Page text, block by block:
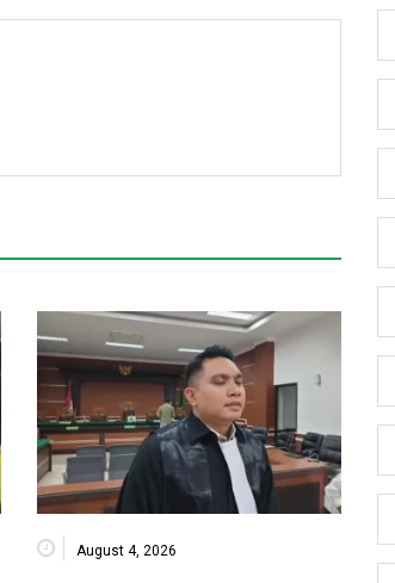
August 4, 2026